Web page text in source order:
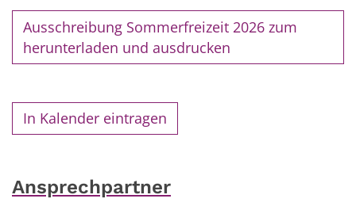
Ausschreibung Sommerfreizeit 2026 zum
herunterladen und ausdrucken
In Kalender eintragen
Ansprechpartner